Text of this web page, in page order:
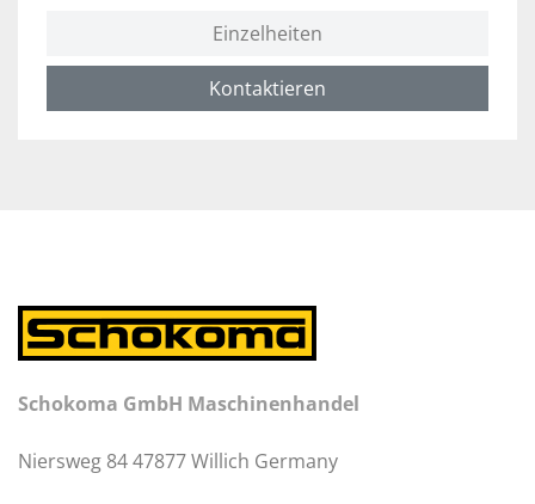
Einzelheiten
Kontaktieren
Schokoma GmbH Maschinenhandel
Niersweg 84 47877 Willich Germany